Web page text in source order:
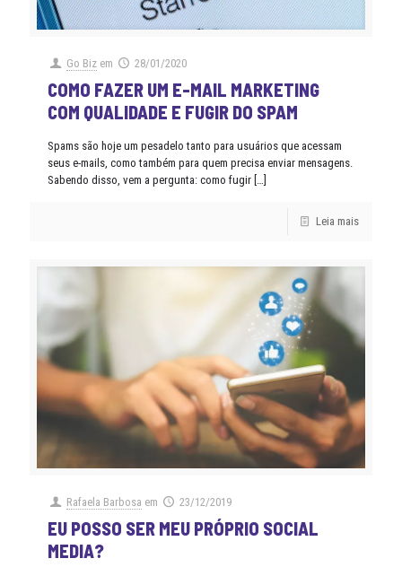
Go Biz em 28/01/2020
COMO FAZER UM E-MAIL MARKETING
COM QUALIDADE E FUGIR DO SPAM
Spams são hoje um pesadelo tanto para usuários que acessam
seus e-mails, como também para quem precisa enviar mensagens.
Sabendo disso, vem a pergunta: como fugir […]
Leia mais
Rafaela Barbosa em 23/12/2019
EU POSSO SER MEU PRÓPRIO SOCIAL
MEDIA?